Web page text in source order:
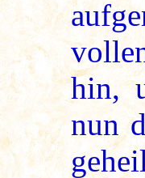
hin,
nun